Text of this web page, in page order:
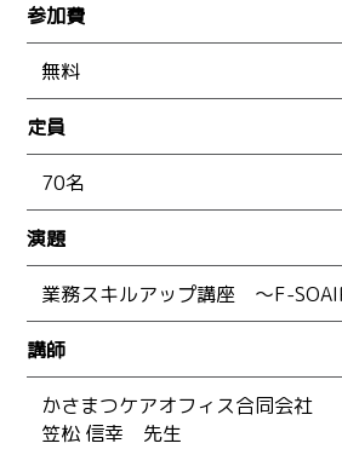
参加費
無料
定員
70名
演題
業務スキルアップ講座 ～F-
講師
かさまつケアオフィス合同会社
笠松 信幸 先生